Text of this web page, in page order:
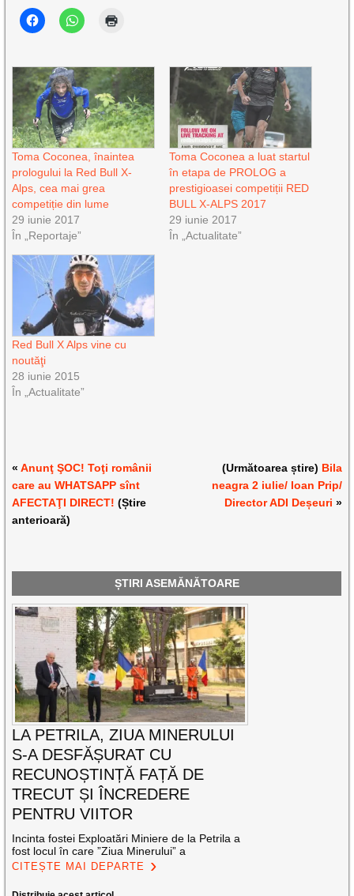
Toma Coconea, înaintea
prologului la Red Bull X-
Alps, cea mai grea
competiție din lume
29 iunie 2017
În „Reportaje”
Toma Coconea a luat startul
în etapa de PROLOG a
prestigioasei competiții RED
BULL X-ALPS 2017
29 iunie 2017
În „Actualitate”
Red Bull X Alps vine cu
noutăţi
28 iunie 2015
În „Actualitate”
«Anunţ ŞOC! Toţi românii
care au WHATSAPP sînt
AFECTAŢI DIRECT! (Știre
anterioară)
(Următoarea știre) Bila
neagra 2 iulie/ Ioan Prip/
Director ADI Deșeuri »
ȘTIRI ASEMĂNĂTOARE
LA PETRILA, ZIUA MINERULUI
S-A DESFĂȘURAT CU
RECUNOȘTINȚĂ FAȚĂ DE
TRECUT ȘI ÎNCREDERE
PENTRU VIITOR
Incinta fostei Exploatări Miniere de la Petrila a
fost locul în care ”Ziua Minerului” a
CITEȘTE MAI DEPARTE